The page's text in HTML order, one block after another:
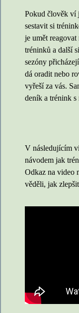
Pokud člověk ví
sestavit si
je umět reagovat
tréninků a další
sezóny
dá oradit nebo
vyřeší za vás.
deník a trénink s
V následujícím
návodem jak
Odkaz na video
věděli, jak